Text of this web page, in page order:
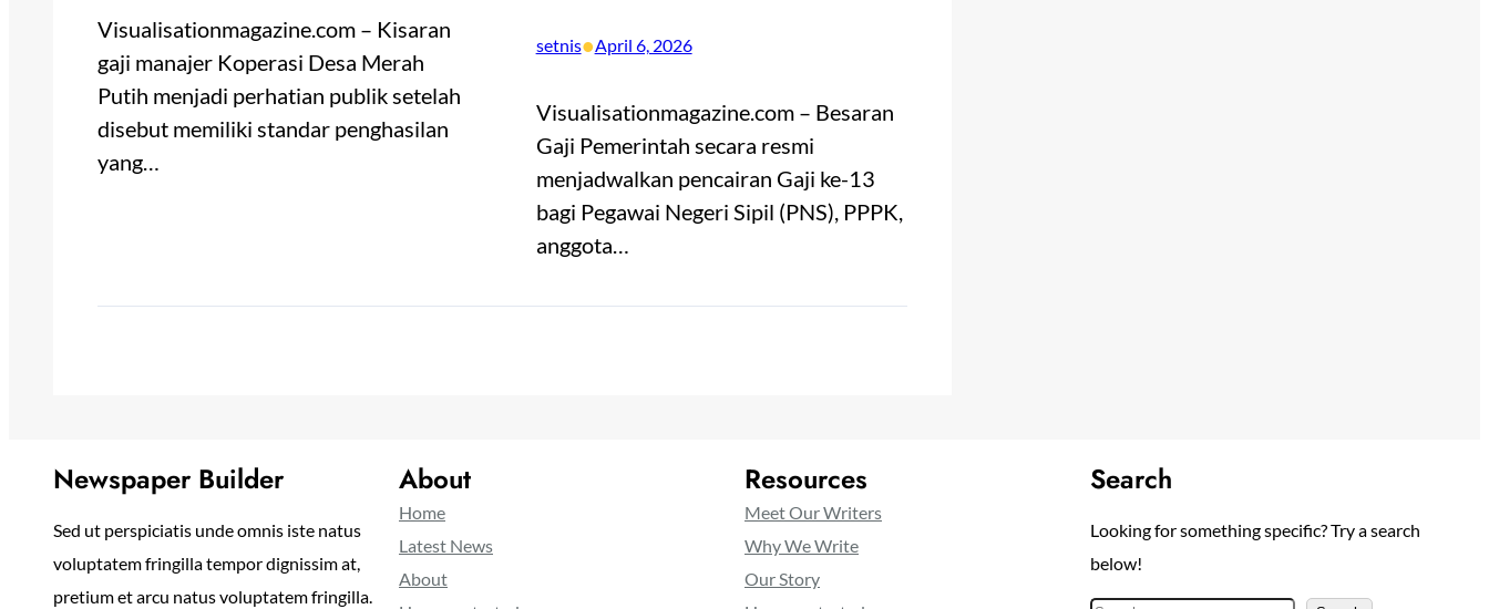
Visualisationmagazine.com – Kisaran
gaji manajer Koperasi Desa Merah
Putih menjadi perhatian publik setelah
disebut memiliki standar penghasilan
yang…
setnis•April 6, 2026
Visualisationmagazine.com – Besaran
Gaji Pemerintah secara resmi
menjadwalkan pencairan Gaji ke-13
bagi Pegawai Negeri Sipil (PNS), PPPK,
anggota…
Newspaper Builder
Sed ut perspiciatis unde omnis iste natus
voluptatem fringilla tempor dignissim at,
pretium et arcu natus voluptatem fringilla.
About
Home
Latest News
About
Resources
Meet Our Writers
Why We Write
Our Story
Search
Looking for something specific? Try a search
below!